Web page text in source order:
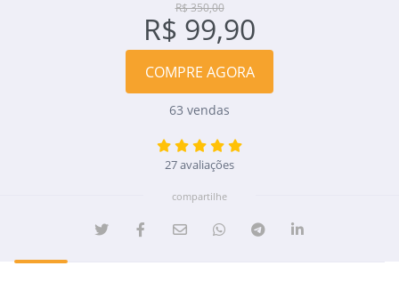
R$ 350,00
R$ 99,90
COMPRE AGORA
63 vendas
27 avaliações
compartilhe